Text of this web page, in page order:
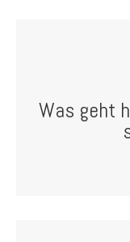
Was geht